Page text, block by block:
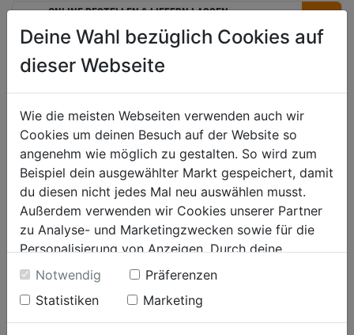
ONLINE BESTELLEN & LIEFERN LASSEN
1-2 Wochen Lieferzeit
Produktinformationen
Bewertung
Deine Wahl bezüglich Cookies auf
dieser Webseite
Wie die meisten Webseiten verwenden auch wir
Cookies um deinen Besuch auf der Website so
angenehm wie möglich zu gestalten. So wird zum
Beispiel dein ausgewählter Markt gespeichert, damit
du diesen nicht jedes Mal neu auswählen musst.
Außerdem verwenden wir Cookies unserer Partner
zu Analyse- und Marketingzwecken sowie für die
Personalisierung von Anzeigen. Durch deine
Einwilligung werden die Daten von Drittanbieter,
unter anderem auch in den USA, verarbeitet.
Durch Klick auf "Alle Cookies erlauben" stimmst du
der Verwendung aller Cookies zu. Unter "Details
Notwendig
Präferenzen
Statistiken
Marketing